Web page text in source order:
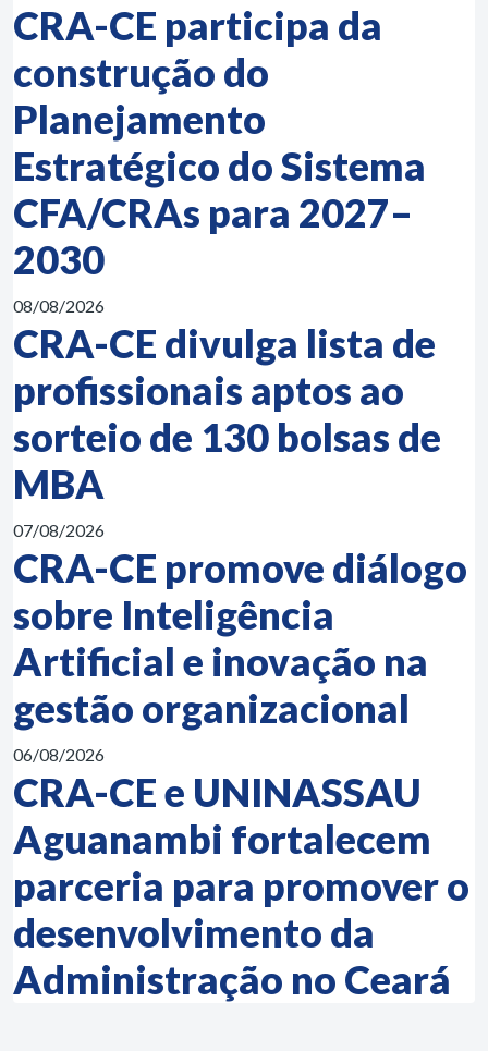
CRA-CE participa da
construção do
Planejamento
Estratégico do Sistema
CFA/CRAs para 2027–
2030
08/08/2026
CRA-CE divulga lista de
profissionais aptos ao
sorteio de 130 bolsas de
MBA
07/08/2026
CRA-CE promove diálogo
sobre Inteligência
Artificial e inovação na
gestão organizacional
06/08/2026
CRA-CE e UNINASSAU
Aguanambi fortalecem
parceria para promover o
desenvolvimento da
Administração no Ceará